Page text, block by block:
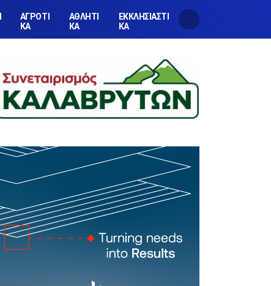
ΑΓΡΟΤΙ
ΚΑ
ΑΘΛΗΤΙ
ΚΑ
ΕΚΚΛΗΣΙΑΣΤΙ
ΚΑ